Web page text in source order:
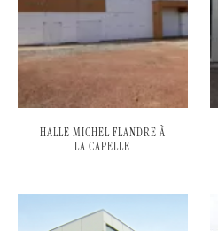
HALLE MICHEL FLANDRE À
LA CAPELLE